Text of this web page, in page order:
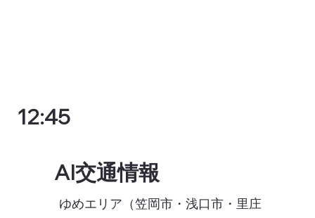
12:45
AI交通情報
ゆめエリア（笠岡市・浅口市・里庄